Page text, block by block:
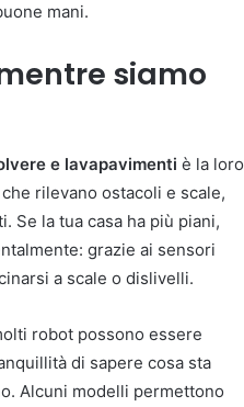
mani.
siamo
e lavapavimenti è la loro
rilevano ostacoli e scale,
Se la tua casa ha più piani,
grazie ai sensori
a scale o dislivelli.
robot possono essere
di sapere cosa sta
Alcuni modelli permettono